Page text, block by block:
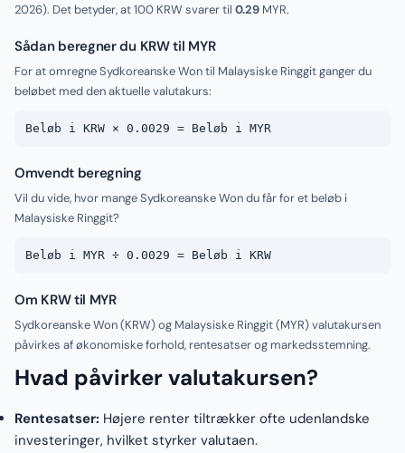
2026). Det betyder, at 100 KRW svarer til 0.29 MYR.
Sådan beregner du KRW til MYR
For at omregne Sydkoreanske Won til Malaysiske Ringgit ganger du
beløbet med den aktuelle valutakurs:
Beløb i KRW × 0.0029 = Beløb i MYR
Omvendt beregning
Vil du vide, hvor mange Sydkoreanske Won du får for et beløb i
Malaysiske Ringgit?
Beløb i MYR ÷ 0.0029 = Beløb i KRW
Om KRW til MYR
Sydkoreanske Won (KRW) og Malaysiske Ringgit (MYR) valutakursen
påvirkes af økonomiske forhold, rentesatser og markedsstemning.
Hvad påvirker valutakursen?
Rentesatser: Højere renter tiltrækker ofte udenlandske
investeringer, hvilket styrker valutaen.